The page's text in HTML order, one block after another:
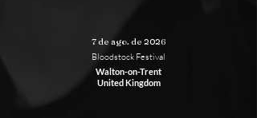
7 de ago. de 2026
Bloodstock Festival
Walton-on-Trent
United Kingdom